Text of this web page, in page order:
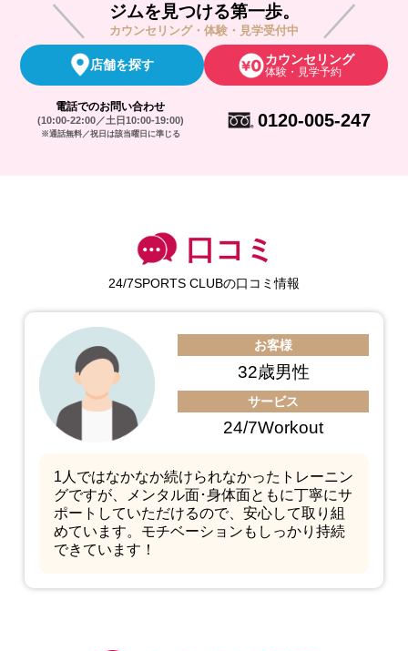
ジムを見つける第一歩。
カウンセリング・体験・見学受付中
店舗を探す カウンセリング
体験・見学予約
電話でのお問い合わせ
(10:00-22:00／土日10:00-19:00)
※通話無料／祝日は該当曜日に準じる
0120-005-247
口コミ
24/7SPORTS CLUBの口コミ情報
お客様
32歳男性
サービス
24/7Workout
1人ではなかなか続けられなかったトレーニン
グですが、メンタル面･身体面ともに丁寧にサ
ポートしていただけるので、安心して取り組
めています。モチベーションもしっかり持続
できています！